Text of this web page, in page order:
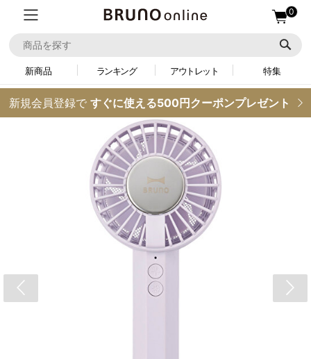
0
新商品 ランキング アウトレット 特集
新規会員登録で すぐに使える500円クーポンプレゼント